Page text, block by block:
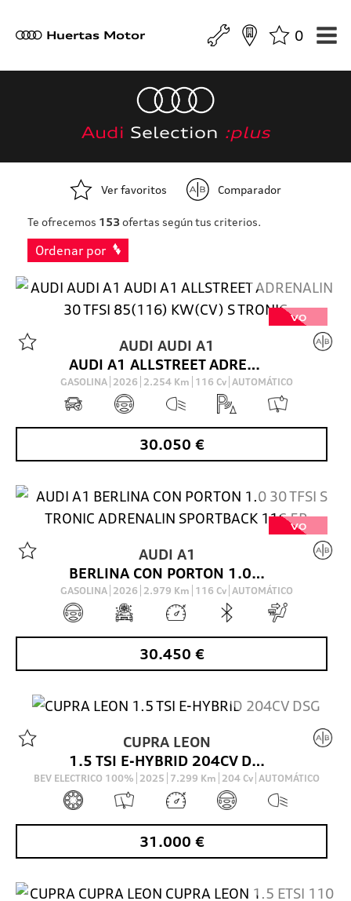
a Huertas Motor 0
Audi Selection :plus
Ver favoritos Comparador
Te ofrecemos 153ofertas según tus criterios.
Ordenar por
VO
AUDIAUDI A1
AUDI A1 ALLSTREET ADRENALIN 30 TFSI 85(116) KW(CV) S TRONIC
GASOLINA 2026 2.254 Km 116 Cv AUTOMÁTICO
30.050 €
VO
AUDI A1
BERLINA CON PORTON 1.0 30 TFSI S TRONIC ADRENALIN SPORTBACK 116 5P
GASOLINA 2026 2.979 Km 116 Cv AUTOMÁTICO
30.450 €
CUPRA LEON
1.5 TSI E-HYBRID 204CV DSG
BEV ELECTRICO 100% 2025 7.299 Km 204 Cv AUTOMÁTICO
31.000 €